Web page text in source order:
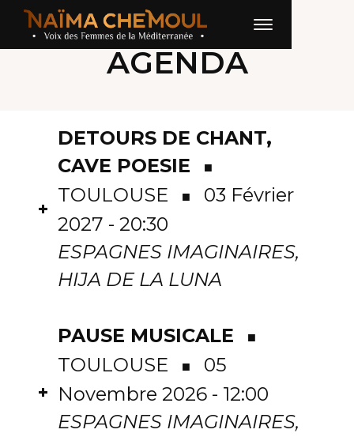
AGENDA
+
DETOURS DE CHANT,
CAVE POESIE
■
TOULOUSE ■
03 Février
2027 - 20:30
ESPAGNES IMAGINAIRES,
HIJA DE LA LUNA
+
PAUSE MUSICALE ■
TOULOUSE ■
05
Novembre 2026 - 12:00
ESPAGNES IMAGINAIRES,